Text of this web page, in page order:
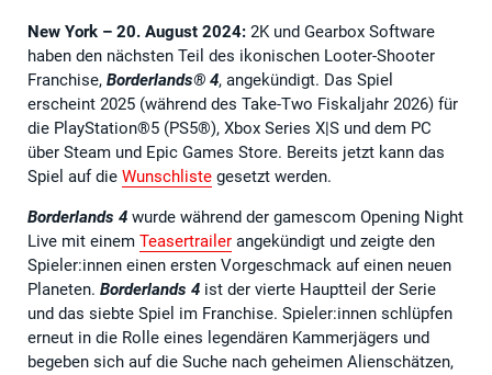
New York – 20. August 2024: 2K und Gearbox Software
haben den nächsten Teil des ikonischen Looter-Shooter
Franchise, Borderlands® 4, angekündigt. Das Spiel
erscheint 2025 (während des Take-Two Fiskaljahr 2026) für
die PlayStation®5 (PS5®), Xbox Series X|S und dem PC
über Steam und Epic Games Store. Bereits jetzt kann das
Spiel auf die Wunschliste gesetzt werden.
Borderlands 4 wurde während der gamescom Opening Night
Live mit einem Teasertrailer angekündigt und zeigte den
Spieler:innen einen ersten Vorgeschmack auf einen neuen
Planeten. Borderlands 4 ist der vierte Hauptteil der Serie
und das siebte Spiel im Franchise. Spieler:innen schlüpfen
erneut in die Rolle eines legendären Kammerjägers und
begeben sich auf die Suche nach geheimen Alienschätzen,